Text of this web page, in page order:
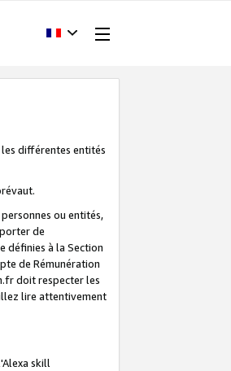
différentes entités
ou entités,
de
définies à la Section
de Rémunération
doit respecter les
lire attentivement
skill